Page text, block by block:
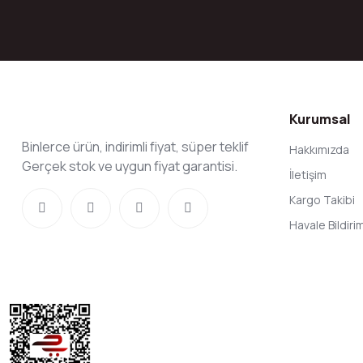
Binlerce ürün, indirimli fiyat, süper teklif
Gerçek stok ve uygun fiyat garantisi.
Kurumsal
Hakkımızda
İletişim
Kargo Takibi
Havale